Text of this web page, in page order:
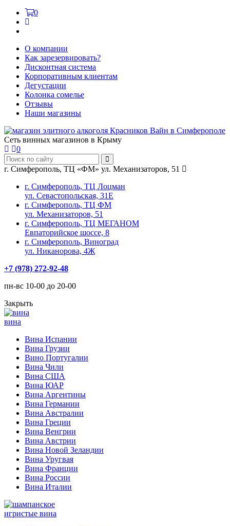
0
О компании
Как зарезервировать?
Дисконтная система
Корпоративным клиентам
Дегустации
Колонка сомелье
Отзывы
Наши магазины
Сеть винных магазинов в Крыму
0
г. Симферополь, ТЦ «ФМ» ул. Механизаторов, 51
г. Симферополь, ТЦ Лоцман
ул. Севастопольская, 31Е
г. Симферополь, ТЦ ФМ
ул. Механизаторов, 51
г. Симферополь, ТЦ МЕГАНОМ
Евпаторийское шоссе, 8
г. Симферополь, Виноград
ул. Никанорова, 4Ж
+7 (978) 272-92-48
пн-вс 10-00 до 20-00
Закрыть
вина
Вина Испании
Вина Грузии
Вино Португалии
Вина Чили
Вина США
Вина ЮАР
Вина Аргентины
Вина Германии
Вина Австралии
Вина Греции
Вина Венгрии
Вина Австрии
Вина Новой Зеландии
Вина Уругвая
Вина Франции
Вина России
Вина Италии
игристые вина